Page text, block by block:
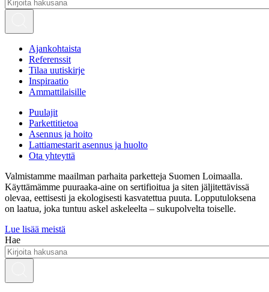
Ajankohtaista
Referenssit
Tilaa uutiskirje
Inspiraatio
Ammattilaisille
Puulajit
Parkettitietoa
Asennus ja hoito
Lattiamestarit asennus ja huolto
Ota yhteyttä
Valmistamme maailman parhaita parketteja Suomen Loimaalla.
Käyttämämme puuraaka-aine on sertifioitua ja siten jäljitettävissä
olevaa, eettisesti ja ekologisesti kasvatettua puuta. Lopputuloksena
on laatua, joka tuntuu askel askeleelta – sukupolvelta toiselle.
Lue lisää meistä
Hae